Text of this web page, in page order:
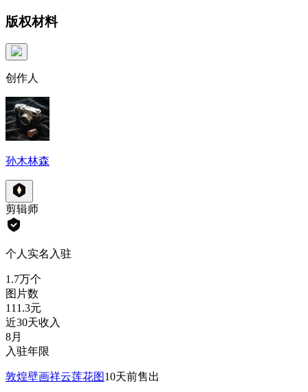
版权材料
创作人
孙木林森
剪辑师
个人实名入驻
1.7万个
图片数
111.3元
近30天收入
8月
入驻年限
敦煌壁画祥云莲花图10天前售出